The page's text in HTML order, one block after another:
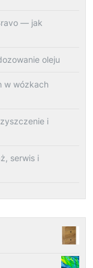
— jak
oleju
w wózkach
i
serwis i